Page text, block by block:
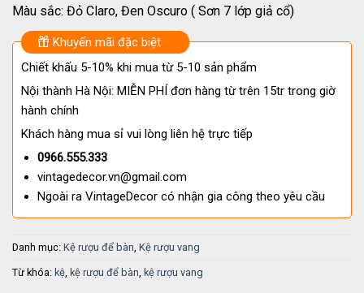
Màu sắc: Đỏ Claro, Đen Oscuro ( Sơn 7 lớp giả cổ)
Khuyến mãi đặc biệt
Chiết khấu 5-10% khi mua từ 5-10 sản phẩm
Nội thành Hà Nội: MIỄN PHÍ đơn hàng từ trên 15tr trong giờ
hành chính
Khách hàng mua sỉ vui lòng liên hệ trực tiếp
0966.555.333
vintagedecor.vn@gmail.com
Ngoài ra VintageDecor có nhận gia công theo yêu cầu
Danh mục: Kệ rượu để bàn, Kệ rượu vang
Từ khóa: kệ, kệ rượu để bàn, kệ rượu vang